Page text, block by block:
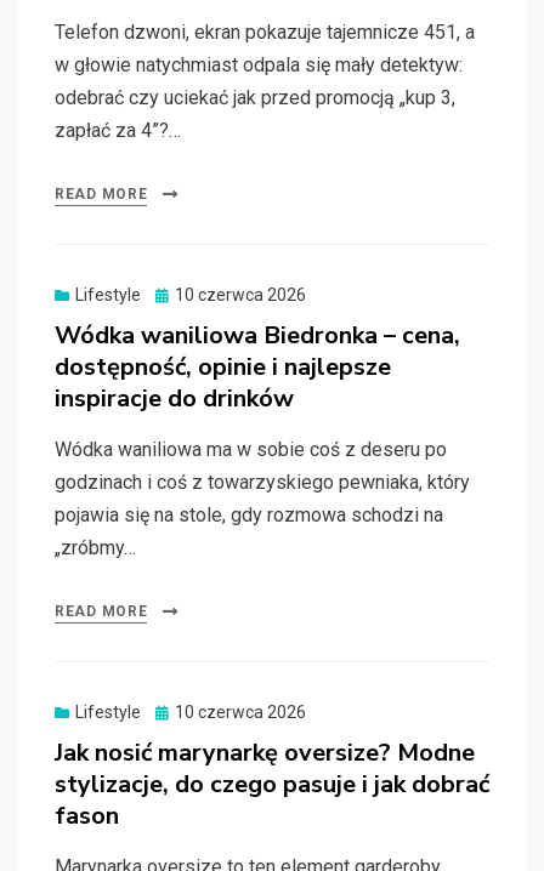
Telefon dzwoni, ekran pokazuje tajemnicze 451, a
w głowie natychmiast odpala się mały detektyw:
odebrać czy uciekać jak przed promocją „kup 3,
zapłać za 4”?…
READ MORE
Lifestyle
Posted
10 czerwca 2026
Wódka waniliowa Biedronka – cena,
dostępność, opinie i najlepsze
inspiracje do drinków
Wódka waniliowa ma w sobie coś z deseru po
godzinach i coś z towarzyskiego pewniaka, który
pojawia się na stole, gdy rozmowa schodzi na
„zróbmy…
READ MORE
Lifestyle
Posted
10 czerwca 2026
Jak nosić marynarkę oversize? Modne
stylizacje, do czego pasuje i jak dobrać
fason